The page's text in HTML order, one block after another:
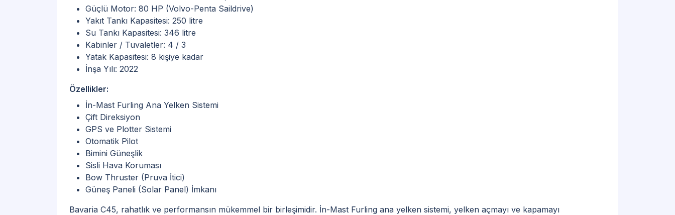
Güçlü Motor: 80 HP (Volvo-Penta Saildrive)
Yakıt Tankı Kapasitesi: 250 litre
Su Tankı Kapasitesi: 346 litre
Kabinler / Tuvaletler: 4 / 3
Yatak Kapasitesi: 8 kişiye kadar
İnşa Yılı: 2022
Özellikler:
İn-Mast Furling Ana Yelken Sistemi
Çift Direksiyon
GPS ve Plotter Sistemi
Otomatik Pilot
Bimini Güneşlik
Sisli Hava Koruması
Bow Thruster (Pruva İtici)
Güneş Paneli (Solar Panel) İmkanı
Bavaria C45, rahatlık ve performansın mükemmel bir birleşimidir. İn-Mast Furling ana yelken sistemi, yelken açmayı ve kapamayı